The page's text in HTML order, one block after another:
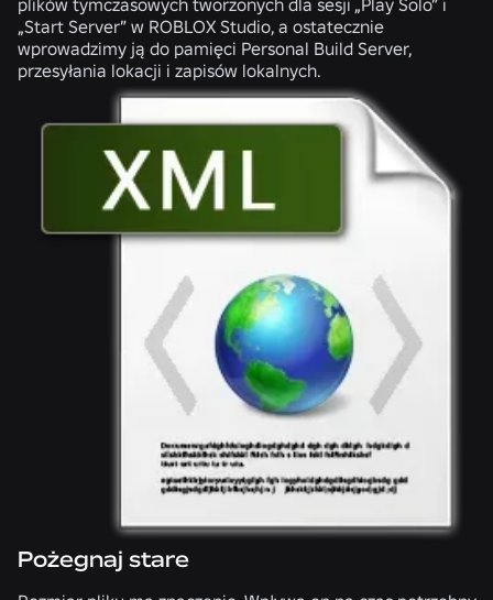
„Start Server” w ROBLOX Studio, a ostatecznie
wprowadzimy ją do pamięci Personal Build Server,
przesyłania lokacji i zapisów lokalnych.
Pożegnaj stare